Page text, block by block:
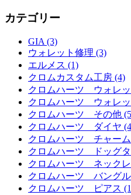
カテゴリー
GIA (3)
ウォレット修理 (3)
エルメス (1)
クロムカスタム工房 (4)
クロムハーツ ウォレッ
クロムハーツ ウォレッ
クロムハーツ その他
クロムハーツ ダイヤ
クロムハーツ チャーム
クロムハーツ ドッグタ
クロムハーツ ネックレ
クロムハーツ バング
クロムハーツ ピアス